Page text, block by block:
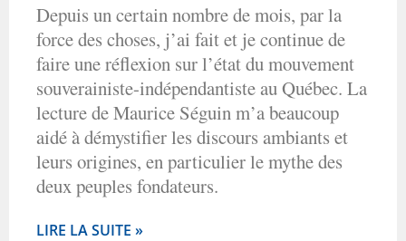
Depuis un certain nombre de mois, par la
force des choses, j’ai fait et je continue de
faire une réflexion sur l’état du mouvement
souverainiste-indépendantiste au Québec. La
lecture de Maurice Séguin m’a beaucoup
aidé à démystifier les discours ambiants et
leurs origines, en particulier le mythe des
deux peuples fondateurs.
LIRE LA SUITE »